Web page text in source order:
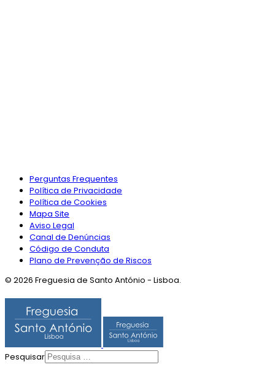
Perguntas Frequentes
Política de Privacidade
Política de Cookies
Mapa Site
Aviso Legal
Canal de Denúncias
Código de Conduta
Plano de Prevenção de Riscos
© 2026 Freguesia de Santo António - Lisboa.
Pesquisar